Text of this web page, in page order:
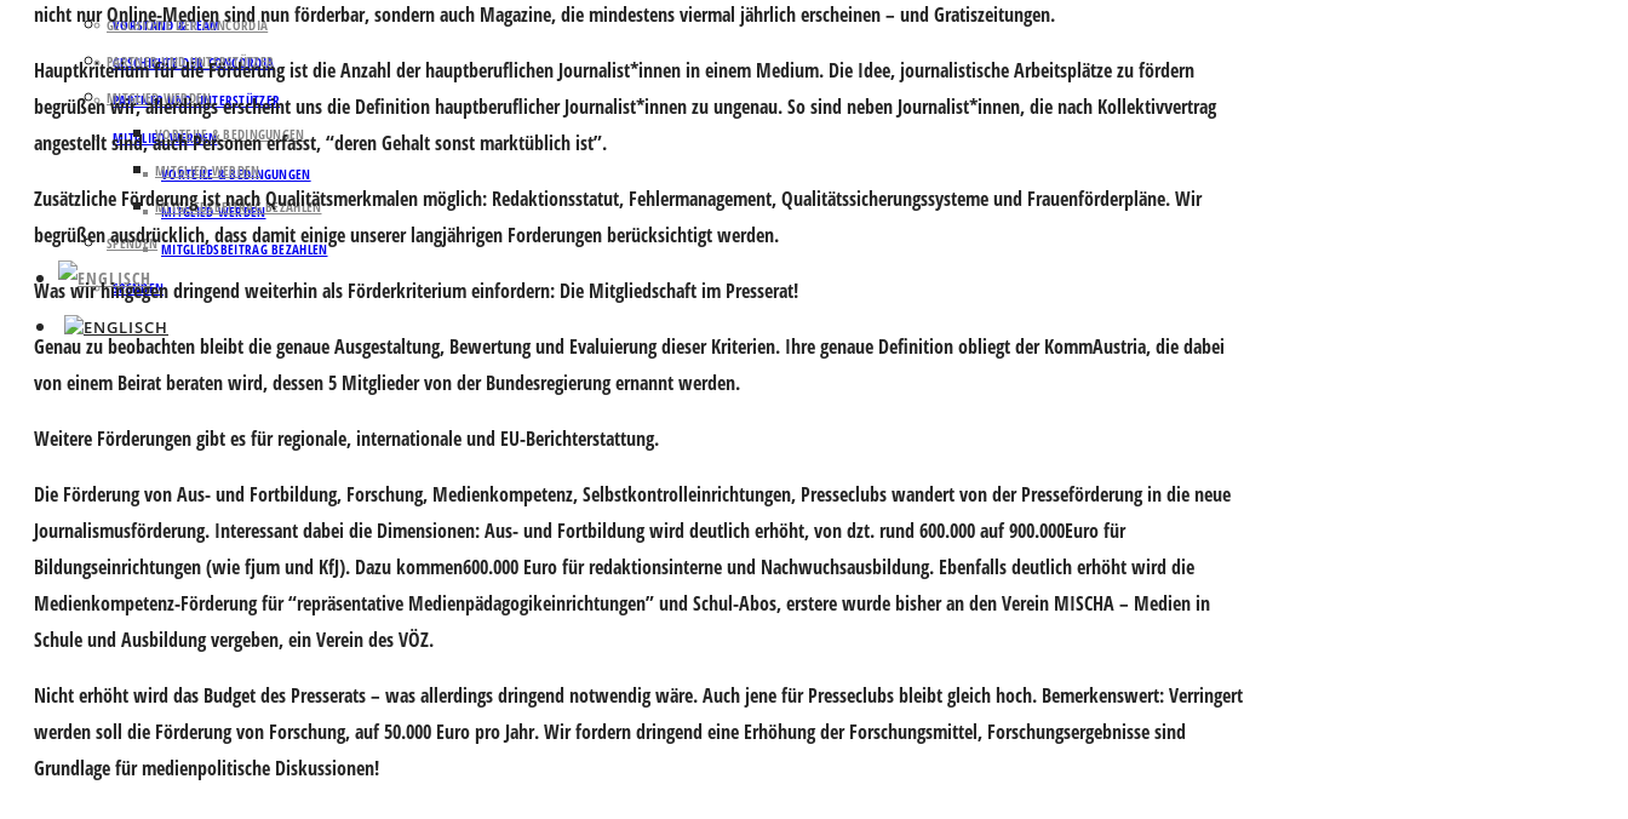
VORSTAND & TEAM
GESCHICHTE DER CONCORDIA
PARTNER UND UNTERSTÜTZER
MITGLIED WERDEN
VORTEILE & BEDINGUNGEN
MITGLIED WERDEN
MITGLIEDSBEITRAG BEZAHLEN
SPENDEN
GESCHICHTE DER CONCORDIA
PARTNER UND UNTERSTÜTZER
MITGLIED WERDEN
VORTEILE & BEDINGUNGEN
MITGLIED WERDEN
MITGLIEDSBEITRAG BEZAHLEN
SPENDEN
nicht nur Online-Medien sind nun förderbar, sondern auch Magazine, die mindestens viermal jährlich erscheinen – und Gratiszeitungen.
Hauptkriterium für die Förderung ist die Anzahl der hauptberuflichen Journalist*innen in einem Medium. Die Idee, journalistische Arbeitsplätze zu fördern
begrüßen wir, allerdings erscheint uns die Definition hauptberuflicher Journalist*innen zu ungenau. So sind neben Journalist*innen, die nach Kollektivvertrag
angestellt sind, auch Personen erfasst, “deren Gehalt sonst marktüblich ist”.
Zusätzliche Förderung ist nach Qualitätsmerkmalen möglich: Redaktionsstatut, Fehlermanagement, Qualitätssicherungssysteme und Frauenförderpläne. Wir
begrüßen ausdrücklich, dass damit einige unserer langjährigen Forderungen berücksichtigt werden.
Was wir hingegen dringend weiterhin als Förderkriterium einfordern: Die Mitgliedschaft im Presserat!
Genau zu beobachten bleibt die genaue Ausgestaltung, Bewertung und Evaluierung dieser Kriterien. Ihre genaue Definition obliegt der KommAustria, die dabei
von einem Beirat beraten wird, dessen 5 Mitglieder von der Bundesregierung ernannt werden.
Weitere Förderungen gibt es für regionale, internationale und EU-Berichterstattung.
Die Förderung von Aus- und Fortbildung, Forschung, Medienkompetenz, Selbstkontrolleinrichtungen, Presseclubs wandert von der Presseförderung in die neue
Journalismusförderung. Interessant dabei die Dimensionen: Aus- und Fortbildung wird deutlich erhöht, von dzt. rund 600.000 auf 900.000Euro für
Bildungseinrichtungen (wie fjum und KfJ). Dazu kommen600.000 Euro für redaktionsinterne und Nachwuchsausbildung. Ebenfalls deutlich erhöht wird die
Medienkompetenz-Förderung für “repräsentative Medienpädagogikeinrichtungen” und Schul-Abos, erstere wurde bisher an den Verein MISCHA – Medien in
Schule und Ausbildung vergeben, ein Verein des VÖZ.
Nicht erhöht wird das Budget des Presserats – was allerdings dringend notwendig wäre. Auch jene für Presseclubs bleibt gleich hoch. Bemerkenswert: Verringert
werden soll die Förderung von Forschung, auf 50.000 Euro pro Jahr. Wir fordern dringend eine Erhöhung der Forschungsmittel, Forschungsergebnisse sind
Grundlage für medienpolitische Diskussionen!